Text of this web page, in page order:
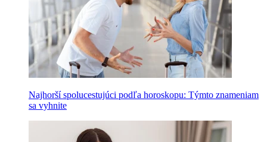
Najhorší spolucestujúci podľa horoskopu: Týmto znameniam
sa vyhnite